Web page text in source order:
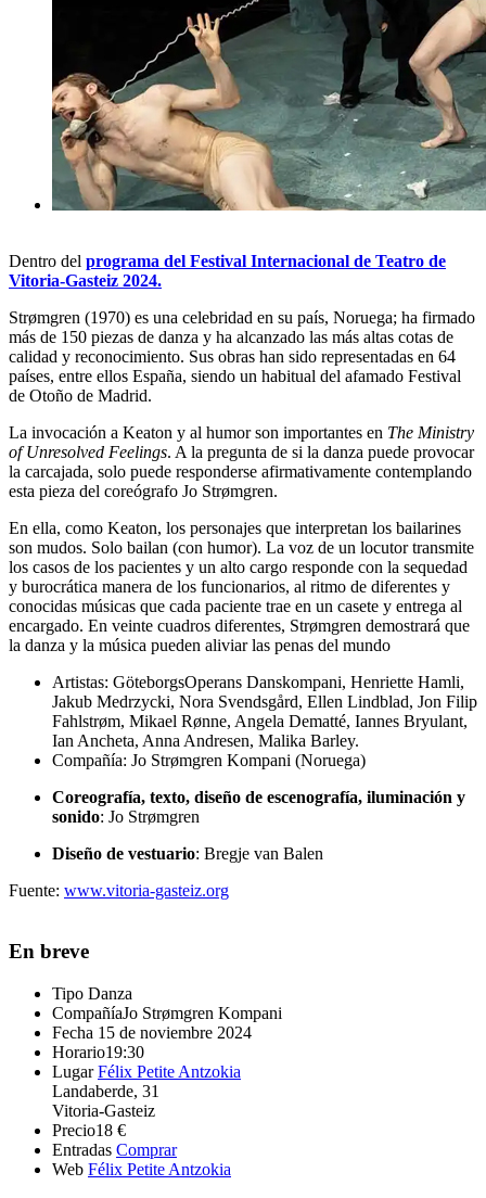
Dentro del programa del Festival Internacional de Teatro de
Vitoria-Gasteiz 2024.
Strømgren (1970) es una celebridad en su país, Noruega; ha firmado
más de 150 piezas de danza y ha alcanzado las más altas cotas de
calidad y reconocimiento. Sus obras han sido representadas en 64
países, entre ellos España, siendo un habitual del afamado Festival
de Otoño de Madrid.
La invocación a Keaton y al humor son importantes en The Ministry
of Unresolved Feelings. A la pregunta de si la danza puede provocar
la carcajada, solo puede responderse afirmativamente contemplando
esta pieza del coreógrafo Jo Strømgren.
En ella, como Keaton, los personajes que interpretan los bailarines
son mudos. Solo bailan (con humor). La voz de un locutor transmite
los casos de los pacientes y un alto cargo responde con la sequedad
y burocrática manera de los funcionarios, al ritmo de diferentes y
conocidas músicas que cada paciente trae en un casete y entrega al
encargado. En veinte cuadros diferentes, Strømgren demostrará que
la danza y la música pueden aliviar las penas del mundo
Artistas: GöteborgsOperans Danskompani, Henriette Hamli,
Jakub Medrzycki, Nora Svendsgård, Ellen Lindblad, Jon Filip
Fahlstrøm, Mikael Rønne, Angela Dematté, Iannes Bryulant,
Ian Ancheta, Anna Andresen, Malika Barley.
Compañía: Jo Strømgren Kompani (Noruega)
Coreografía, texto, diseño de escenografía, iluminación y
sonido: Jo Strømgren
Diseño de vestuario: Bregje van Balen
Fuente: www.vitoria-gasteiz.org
En breve
Tipo Danza
CompañíaJo Strømgren Kompani
Fecha 15 de noviembre 2024
Horario19:30
Lugar Félix Petite Antzokia
Landaberde, 31
Vitoria-Gasteiz
Precio18 €
Entradas Comprar
Web Félix Petite Antzokia